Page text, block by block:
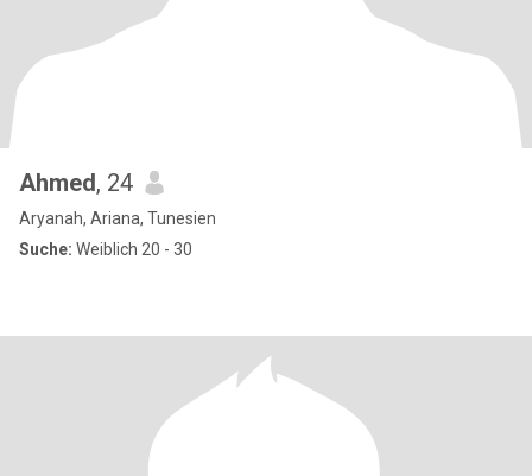
Ahmed, 24
Aryanah, Ariana, Tunesien
Suche: Weiblich 20 - 30